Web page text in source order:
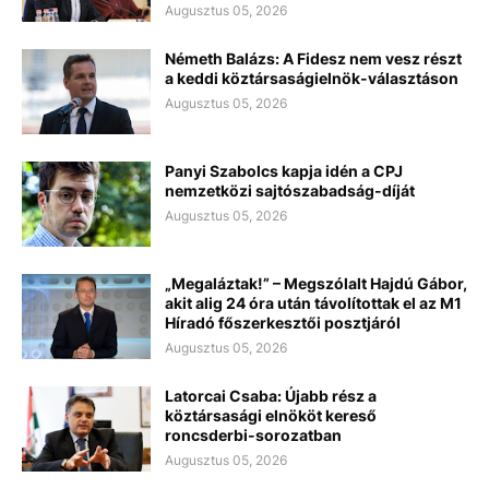
Augusztus 05, 2026
Németh Balázs: A Fidesz nem vesz részt
a keddi köztársaságielnök-választáson
Augusztus 05, 2026
Panyi Szabolcs kapja idén a CPJ
nemzetközi sajtószabadság-díját
Augusztus 05, 2026
„Megaláztak!” – Megszólalt Hajdú Gábor,
akit alig 24 óra után távolítottak el az M1
Híradó főszerkesztői posztjáról
Augusztus 05, 2026
Latorcai Csaba: Újabb rész a
köztársasági elnököt kereső
roncsderbi-sorozatban
Augusztus 05, 2026